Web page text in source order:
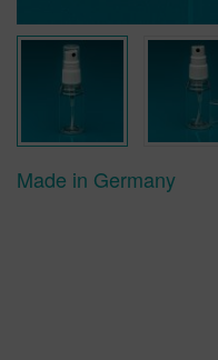
Made in Germany